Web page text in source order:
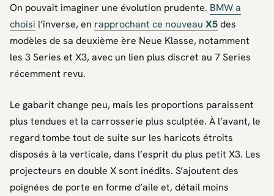
On pouvait imaginer une évolution prudente. BMWa
choisi l’inverse, en rapprochant ce nouveau X5des
modèles de sa deuxième ère Neue Klasse, notamment
les 3 Series et X3, avec un lien plus discret au 7 Series
récemment revu.
Le gabarit change peu, mais les proportions paraissent
plus tendues et la carrosserie plus sculptée. À l’avant, le
regard tombe tout de suite sur les haricots étroits
disposés à la verticale, dans l’esprit du plus petit X3. Les
projecteurs en double X sont inédits. S’ajoutent des
poignées de porte en forme d’aile et, détail moins